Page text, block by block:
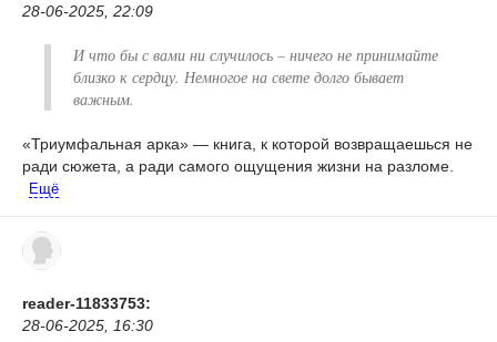
28-06-2025, 22:09
И что бы с вами ни случилось – ничего не принимайте
близко к сердцу. Немногое на свете долго бывает
важным.
«Триумфальная арка» — книга, к которой возвращаешься не
ради сюжета, а ради самого ощущения жизни на разломе.
Ещё
reader-11833753:
28-06-2025, 16:30